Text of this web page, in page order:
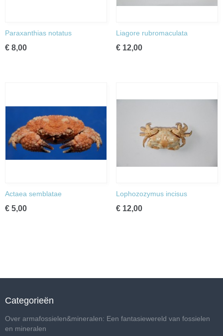
Paraxanthias notatus
€ 8,00
Liagore rubromaculata
€ 12,00
Actaea semblatae
€ 5,00
Lophozozymus incisus
€ 12,00
Categorieën
Over armafossielen&mineralen: Een fantasiewereld van fossielen
en mineralen